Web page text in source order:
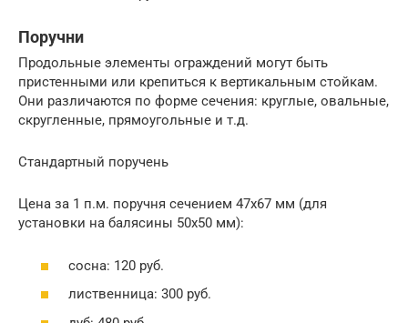
Поручни
Продольные элементы ограждений могут быть
пристенными или крепиться к вертикальным стойкам.
Они различаются по форме сечения: круглые, овальные,
скругленные, прямоугольные и т.д.
Стандартный поручень
Цена за 1 п.м. поручня сечением 47х67 мм (для
установки на балясины 50х50 мм):
сосна: 120 руб.
лиственница: 300 руб.